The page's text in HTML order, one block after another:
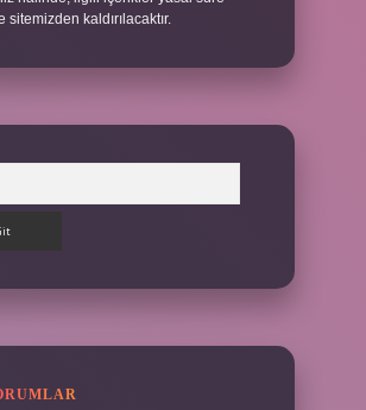
sitemizden kaldırılacaktır.